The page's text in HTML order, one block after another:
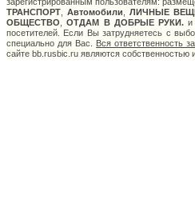
ТРАНСПОРТ
Автомобили ЛИЧНЫЕ
ОБЩЕСТВО ,ОТДАМ В ДОБРЫЕ РУКИ. и
посетителей. Если Вы затрудняетесь с
специально для Вас. Вся ответственность
сайте bb.rusbic.ru являются собственностью